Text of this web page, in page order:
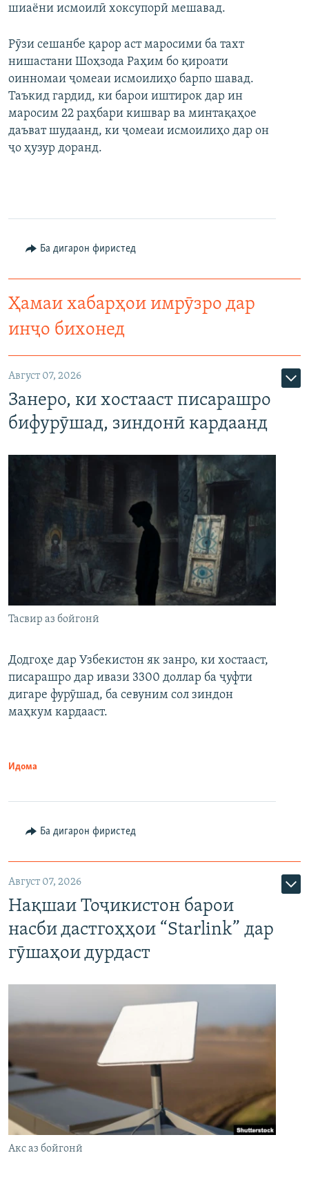
шиаёни исмоилӣ хоксупорӣ мешавад.
Рӯзи сешанбе қарор аст маросими ба тахт
нишастани Шоҳзода Раҳим бо қироати
оинномаи ҷомеаи исмоилиҳо барпо шавад.
Таъкид гардид, ки барои иштирок дар ин
маросим 22 раҳбари кишвар ва минтақаҳое
даъват шудаанд, ки ҷомеаи исмоилиҳо дар он
ҷо ҳузур доранд.
Ба дигарон фиристед
Ҳамаи хабарҳои имрӯзро дар
инҷо бихонед
Август 07, 2026
Занеро, ки хостааст писарашро
бифурӯшад, зиндонӣ кардаанд
Тасвир аз бойгонӣ
Додгоҳе дар Узбекистон як занро, ки хостааст,
писарашро дар ивази 3300 доллар ба ҷуфти
дигаре фурӯшад, ба севуним сол зиндон
маҳкум кардааст.
Идома
Ба дигарон фиристед
Август 07, 2026
Нақшаи Тоҷикистон барои
насби дастгоҳҳои “Starlink” дар
гӯшаҳои дурдаст
Акс аз бойгонӣ